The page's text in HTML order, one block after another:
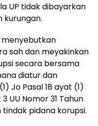
UP tidak dibayarkan
kurungan.
sah dan meyakinkan
secara bersama
diatur dan
Jo Pasal 18 ayat (1)
UU Nomor 31 Tahun
pidana korupsi.